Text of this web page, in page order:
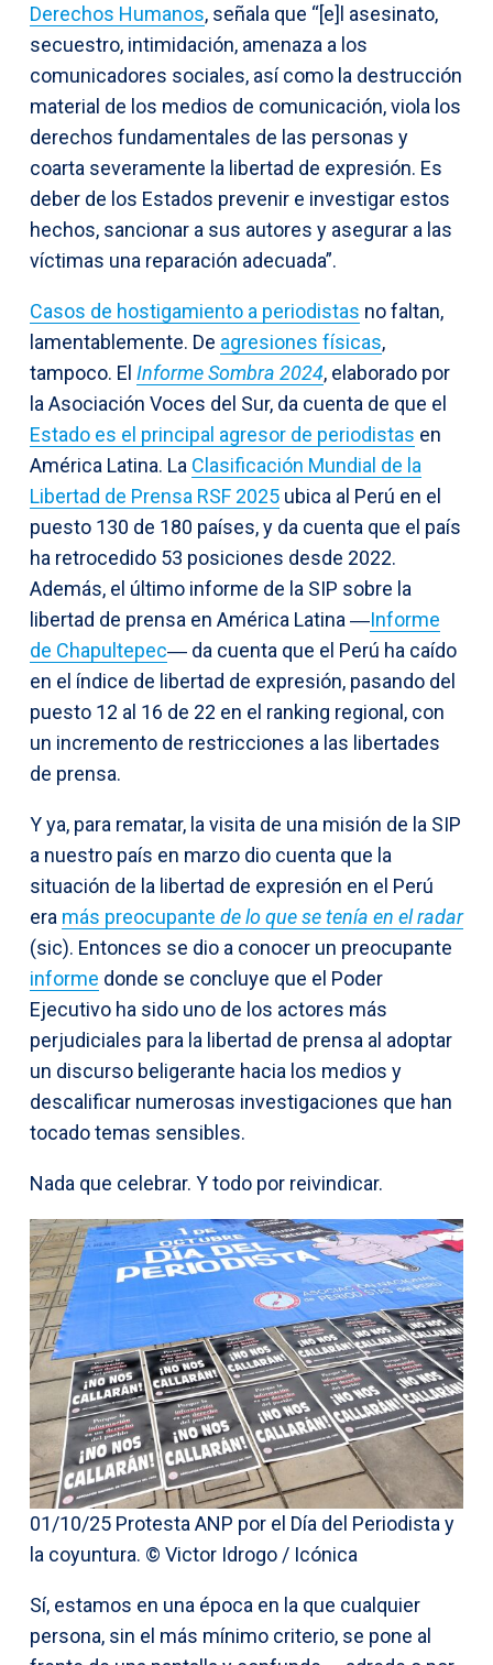
Derechos Humanos, señala que “[e]l asesinato,
secuestro, intimidación, amenaza a los
comunicadores sociales, así como la destrucción
material de los medios de comunicación, viola los
derechos fundamentales de las personas y
coarta severamente la libertad de expresión. Es
deber de los Estados prevenir e investigar estos
hechos, sancionar a sus autores y asegurar a las
víctimas una reparación adecuada”.
Casos de hostigamiento a periodistas no faltan,
lamentablemente. De agresiones físicas,
tampoco. El Informe Sombra 2024, elaborado por
la Asociación Voces del Sur, da cuenta de que el
Estado es el principal agresor de periodistas en
América Latina. La Clasificación Mundial de la
Libertad de Prensa RSF 2025 ubica al Perú en el
puesto 130 de 180 países, y da cuenta que el país
ha retrocedido 53 posiciones desde 2022.
Además, el último informe de la SIP sobre la
libertad de prensa en América Latina ―Informe
de Chapultepec― da cuenta que el Perú ha caído
en el índice de libertad de expresión, pasando del
puesto 12 al 16 de 22 en el ranking regional, con
un incremento de restricciones a las libertades
de prensa.
Y ya, para rematar, la visita de una misión de la SIP
a nuestro país en marzo dio cuenta que la
situación de la libertad de expresión en el Perú
era más preocupante de lo que se tenía en el radar
(sic). Entonces se dio a conocer un preocupante
informe donde se concluye que el Poder
Ejecutivo ha sido uno de los actores más
perjudiciales para la libertad de prensa al adoptar
un discurso beligerante hacia los medios y
descalificar numerosas investigaciones que han
tocado temas sensibles.
Nada que celebrar. Y todo por reivindicar.
01/10/25 Protesta ANP por el Día del Periodista y
la coyuntura. © Victor Idrogo / Icónica
Sí, estamos en una época en la que cualquier
persona, sin el más mínimo criterio, se pone al